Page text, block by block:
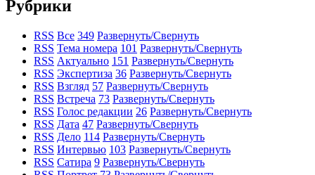
Рубрики
RSS Все 349 Развернуть/Свернуть
RSS Тема номера 101 Развернуть/Свернуть
RSS Актуально 151 Развернуть/Свернуть
RSS Экспертиза 36 Развернуть/Свернуть
RSS Взгляд 57 Развернуть/Свернуть
RSS Встреча 73 Развернуть/Свернуть
RSS Голос редакции 26 Развернуть/Свернуть
RSS Дата 47 Развернуть/Свернуть
RSS Дело 114 Развернуть/Свернуть
RSS Интервью 103 Развернуть/Свернуть
RSS Сатира 9 Развернуть/Свернуть